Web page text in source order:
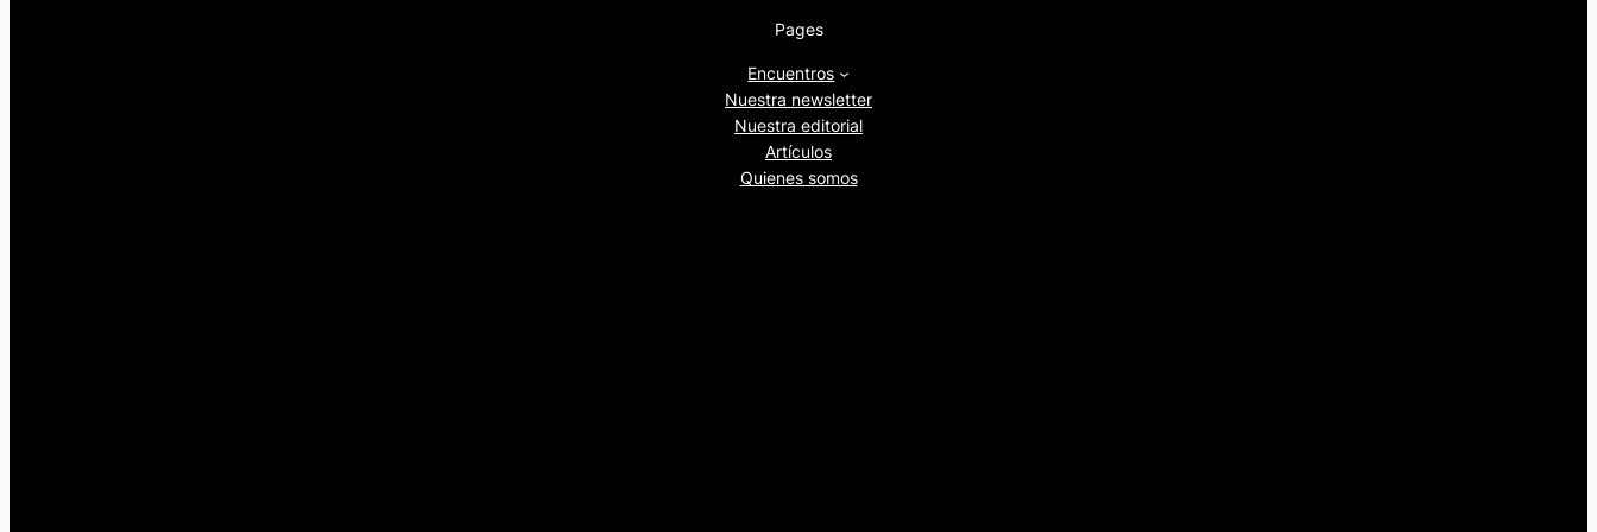
Pages
Encuentros
Nuestra newsletter
Nuestra editorial
Artículos
Quienes somos